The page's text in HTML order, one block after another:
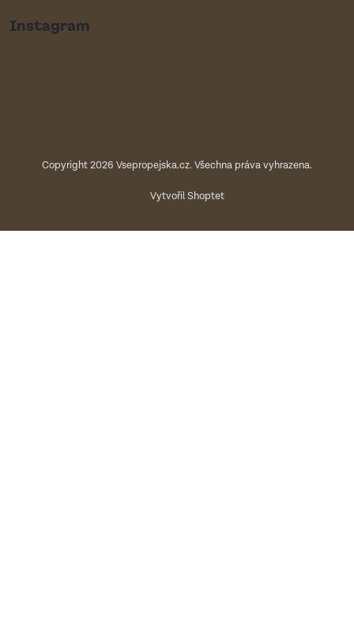
Instagram
Vytvořil Shoptet
Copyright 2026 Vsepropejska.cz. Všechna práva vyhrazena.